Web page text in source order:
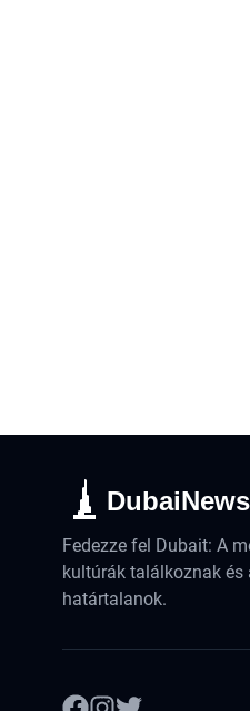
Fedezze fel Dubait: A
kultúrák találkoznak és
határtalanok.